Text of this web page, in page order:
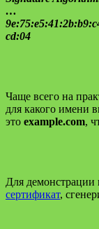
…
cd:04
Чаще всего на
для какого имени
это example.com,
Для демонстрации
сертификат,